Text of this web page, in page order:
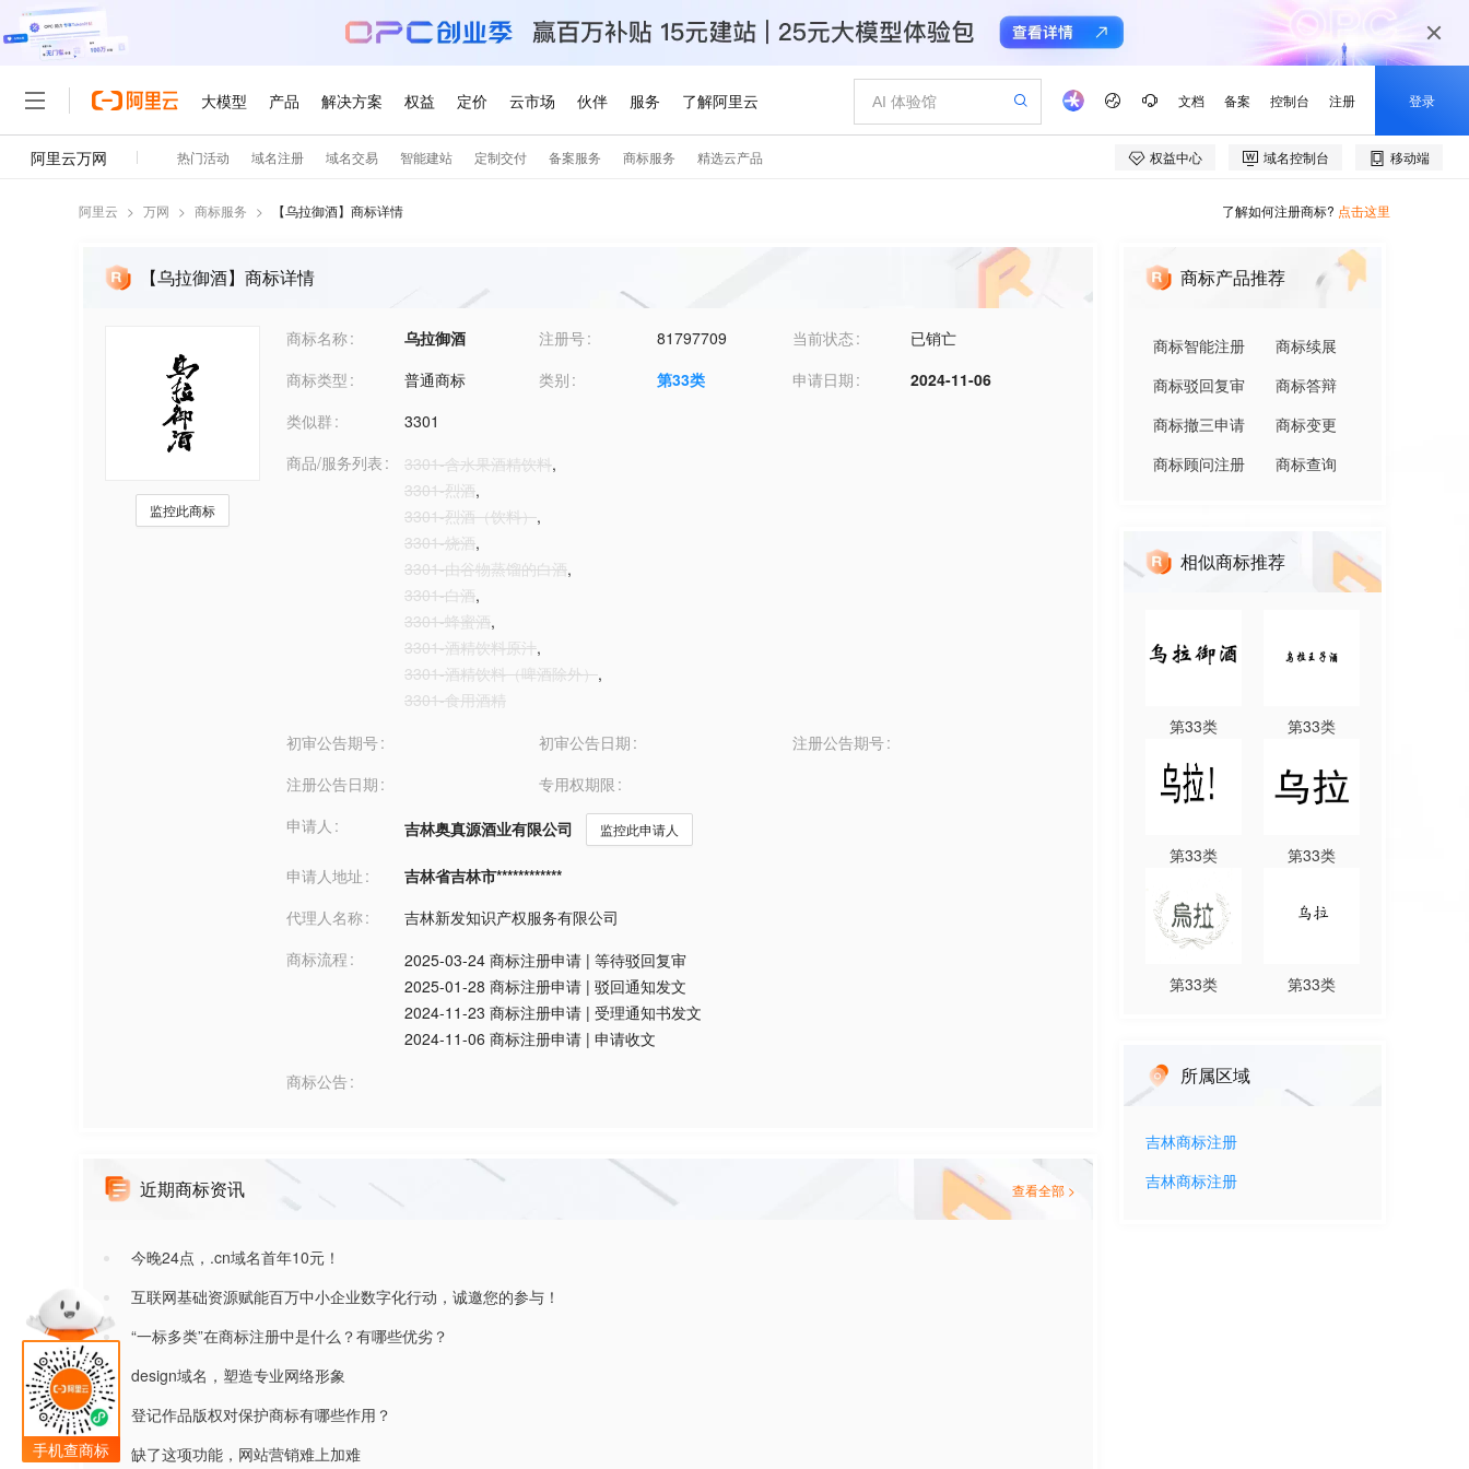
阿里云 > 万网 > 商标服务 > 【乌拉御酒】商标详情 了解如何注册商标? 点击这里
【乌拉御酒】商标详情
监控此商标
商标名称 乌拉御酒 注册号 81797709 当前状态
已销亡
商标类型
普通商标 类别 第33类 申请日期
2024-11-06
类似群
3301
商品/服务列表
3301-含水果酒精饮料,
3301-烈酒,
3301-烈酒（饮料）,
3301-烧酒,
3301-由谷物蒸馏的白酒,
3301-白酒,
3301-蜂蜜酒,
3301-酒精饮料原汁,
3301-酒精饮料（啤酒除外）,
3301-食用酒精
初审公告期号
初审公告日期
注册公告期号
注册公告日期
专用权期限
申请人
吉林奥真源酒业有限公司 监控此申请人
申请人地址
吉林省吉林市************
代理人名称
吉林新发知识产权服务有限公司
商标流程
2025-03-24 商标注册申请 | 等待驳回复审
2025-01-28 商标注册申请 | 驳回通知发文
2024-11-23 商标注册申请 | 受理通知书发文
2024-11-06 商标注册申请 | 申请收文
商标公告
近期商标资讯 查看全部 >
今晚24点，.cn域名首年10元！
互联网基础资源赋能百万中小企业数字化行动，诚邀您的参与！
“一标多类”在商标注册中是什么？有哪些优劣？
design域名，塑造专业网络形象
登记作品版权对保护商标有哪些作用？
缺了这项功能，网站营销难上加难
商标产品推荐
商标智能注册
商标续展
商标驳回复审
商标答辩
商标撤三申请
商标变更
商标顾问注册
商标查询
相似商标推荐
第33类 第33类
第33类 第33类
第33类 第33类
所属区域
吉林商标注册
吉林商标注册
手机查商标